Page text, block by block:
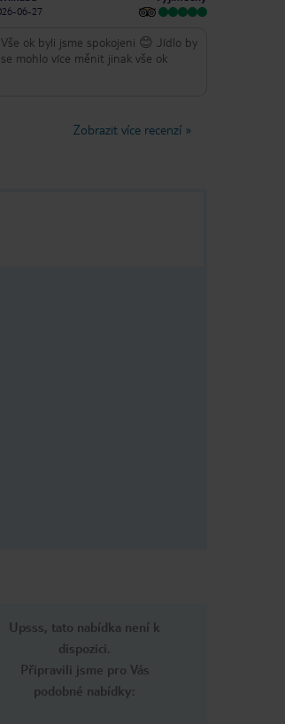
06-27
Vše ok byli jsme spokojeni 😊 Jídlo by
se mohlo více měnit jinak vše ok
Zobrazit více recenzí»
Upsss, tato nabídka není k
dispozici.
Připravili jsme pro Vás
podobné nabídky: